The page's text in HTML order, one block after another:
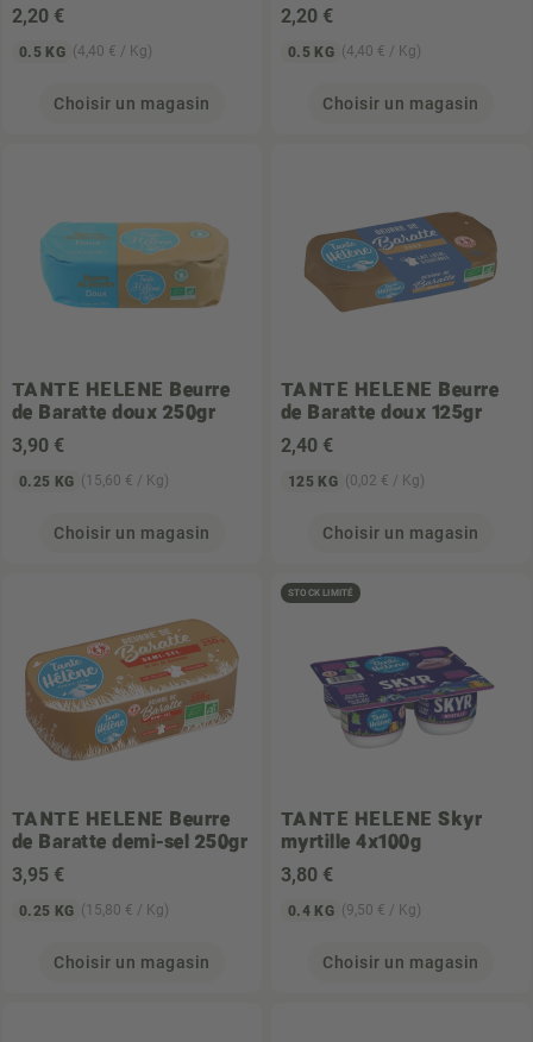
2,20 €
0.5 KG (4,40 € / Kg)
Choisir un magasin
2,20 €
0.5 KG (4,40 € / Kg)
Choisir un magasin
TANTE HELENE Beurre
de Baratte doux 250gr
3,90 €
0.25 KG (15,60 € / Kg)
Choisir un magasin
TANTE HELENE Beurre
de Baratte doux 125gr
2,40 €
125 KG (0,02 € / Kg)
Choisir un magasin
TANTE HELENE Beurre
de Baratte demi-sel 250gr
3,95 €
0.25 KG (15,80 € / Kg)
Choisir un magasin
STOCK LIMITÉ
TANTE HELENE Skyr
myrtille 4x100g
3,80 €
0.4 KG (9,50 € / Kg)
Choisir un magasin